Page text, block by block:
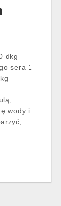
dkg
sera 1
wody i